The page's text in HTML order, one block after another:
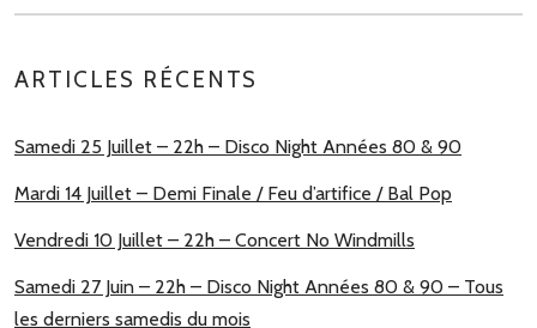
ARTICLES RÉCENTS
Samedi 25 Juillet – 22h – Disco Night Années 80 & 90
Mardi 14 Juillet – Demi Finale / Feu d’artifice / Bal Pop
Vendredi 10 Juillet – 22h – Concert No Windmills
Samedi 27 Juin – 22h – Disco Night Années 80 & 90 – Tous
les derniers samedis du mois